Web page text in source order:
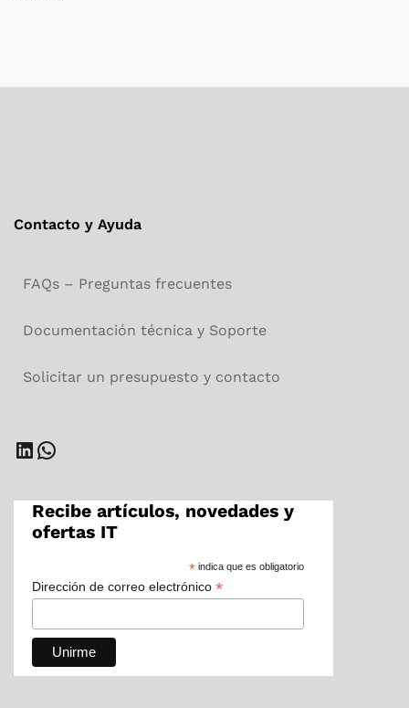
Contacto y Ayuda
FAQs – Preguntas frecuentes
Documentación técnica y Soporte
Solicitar un presupuesto y contacto
LinkedIn
WhatsApp
Recibe artículos, novedades y
ofertas IT
*indica que es obligatorio
Dirección de correo electrónico *